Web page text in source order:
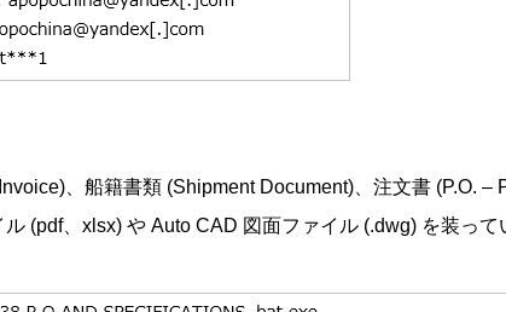
、船籍書類 (Shipment Document)、注文書 (P.O.
ル (pdf、xlsx) や Auto CAD 図面ファイル (.dwg) を装って